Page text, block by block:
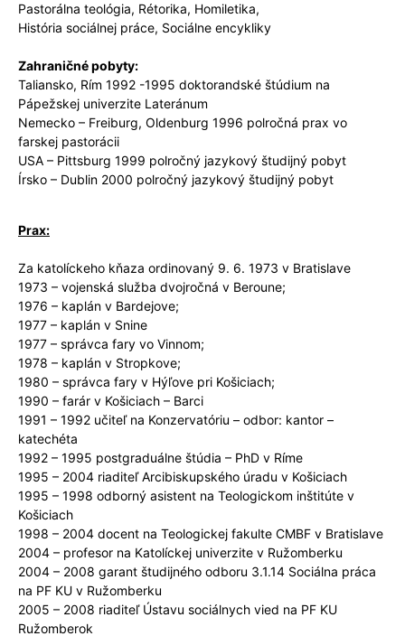
Pastorálna teológia, Rétorika, Homiletika,
História sociálnej práce, Sociálne encykliky
Zahraničné pobyty:
Taliansko, Rím 1992 -1995 doktorandské štúdium na
Pápežskej univerzite Lateránum
Nemecko – Freiburg, Oldenburg 1996 polročná prax vo
farskej pastorácii
USA – Pittsburg 1999 polročný jazykový študijný pobyt
Írsko – Dublin 2000 polročný jazykový študijný pobyt
Prax:
Za katolíckeho kňaza ordinovaný 9. 6. 1973 v Bratislave
1973 – vojenská služba dvojročná v Beroune;
1976 – kaplán v Bardejove;
1977 – kaplán v Snine
1977 – správca fary vo Vinnom;
1978 – kaplán v Stropkove;
1980 – správca fary v Hýľove pri Košiciach;
1990 – farár v Košiciach – Barci
1991 – 1992 učiteľ na Konzervatóriu – odbor: kantor –
katechéta
1992 – 1995 postgraduálne štúdia – PhD v Ríme
1995 – 2004 riaditeľ Arcibiskupského úradu v Košiciach
1995 – 1998 odborný asistent na Teologickom inštitúte v
Košiciach
1998 – 2004 docent na Teologickej fakulte CMBF v Bratislave
2004 – profesor na Katolíckej univerzite v Ružomberku
2004 – 2008 garant študijného odboru 3.1.14 Sociálna práca
na PF KU v Ružomberku
2005 – 2008 riaditeľ Ústavu sociálnych vied na PF KU
Ružomberok